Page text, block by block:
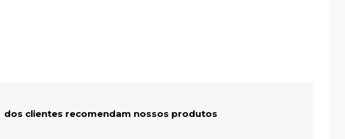
dos clientes recomendam nossos produtos